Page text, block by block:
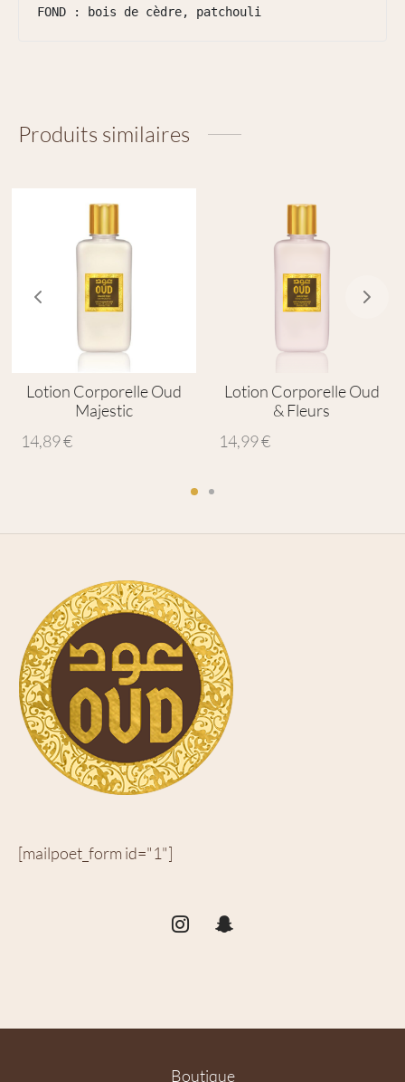
FOND : bois de cèdre, patchouli
Produits similaires
Lotion Corporelle Oud
Majestic
14,89€
Lotion Corporelle Oud
& Fleurs
14,99€
[mailpoet_form id="1"]
Boutique